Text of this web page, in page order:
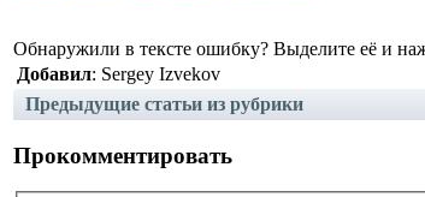
Обнаружили в тексте ошибку? Выделите её и
Добавил: Sergey Izvekov
Предыдущие статьи из рубрики
Прокомментировать